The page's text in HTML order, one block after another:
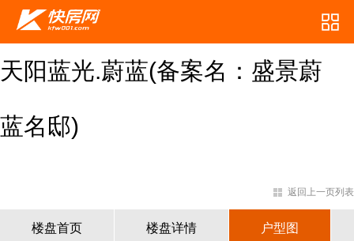
天阳蓝光.蔚蓝(备案名：盛景蔚
蓝名邸)
返回上一页列表
楼盘首页 楼盘详情 户型图